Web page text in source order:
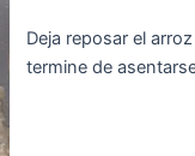
Deja reposar el
termine de